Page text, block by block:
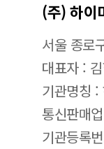
(주) 하이
서울 종로
대표자 :
기관명칭 :
통신판매
기관등록